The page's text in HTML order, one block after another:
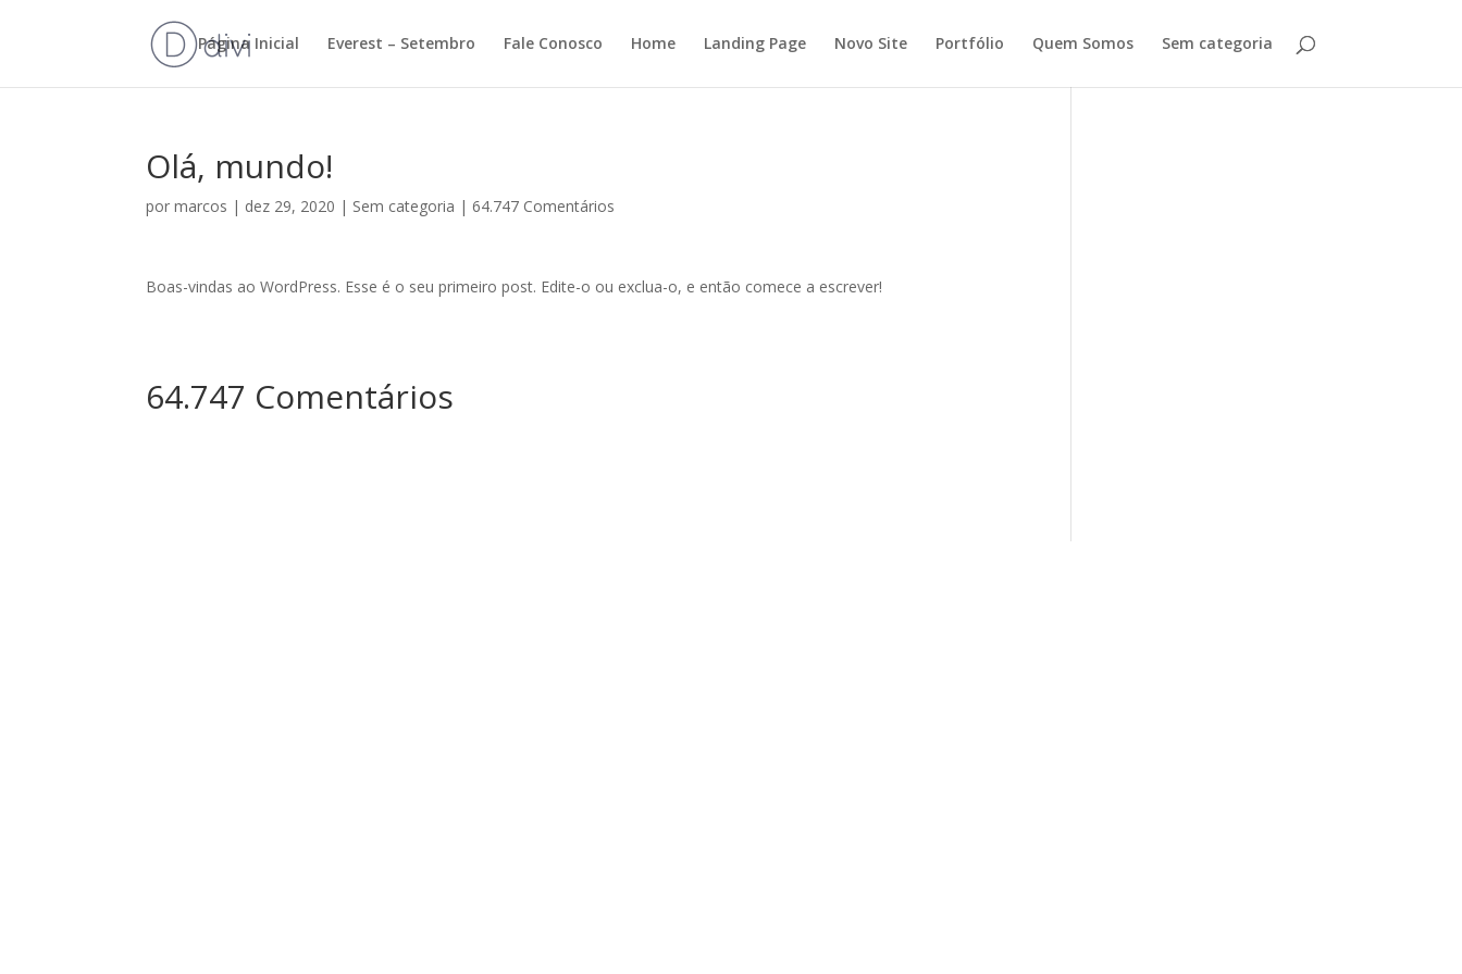
Página Inicial Everest – Setembro Fale Conosco Home Landing Page Novo Site Portfólio Quem Somos Sem categoria
Olá, mundo!
pormarcos | dez 29, 2020 | Sem categoria |64.747 Comentários
Boas-vindas ao WordPress. Esse é o seu primeiro post. Edite-o ou exclua-o, e então comece a escrever!
64.747 Comentários